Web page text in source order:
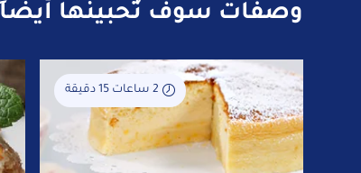
وصفات سوف تُحبينها أيضاً
2 ساعات 15 دقيقة